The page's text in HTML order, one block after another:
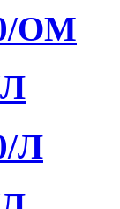
ОМ
Л